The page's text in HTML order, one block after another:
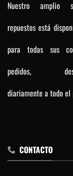
Nuestro amplio
repuestos está
para todas sus
pedidos,
diariamente a todo el
CONTACTO